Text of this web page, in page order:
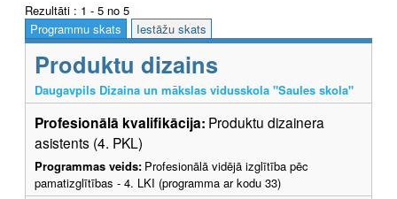
Rezultāti : 1 - 5 no 5
Programmu skats
Iestāžu skats
Produktu dizains
Daugavpils Dizaina un mākslas vidusskola "Saules skola"
Profesionālā kvalifikācija: Produktu dizainera
asistents (4. PKL)
Programmas veids: Profesionālā vidējā izglītība pēc
pamatizglītības - 4. LKI (programma ar kodu 33)